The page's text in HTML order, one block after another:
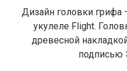
Дизайн головки
укулеле Flight.
древесной
подписью